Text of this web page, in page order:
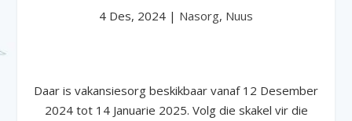
4 Des, 2024 | Nasorg, Nuus
Daar is vakansiesorg beskikbaar vanaf 12 Desember
2024 tot 14 Januarie 2025. Volg die skakel vir die